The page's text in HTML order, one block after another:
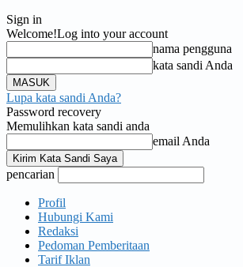
Sign in
Welcome!Log into your account
nama pengguna
kata sandi Anda
Lupa kata sandi Anda?
Password recovery
Memulihkan kata sandi anda
email Anda
pencarian
Profil
Hubungi Kami
Redaksi
Pedoman Pemberitaan
Tarif Iklan